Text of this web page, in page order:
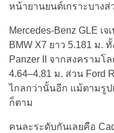
หน้ายานยนต์เกราะบาง
Mercedes-Benz GLE เ
BMW X7 ยาว 5.181 ม.
Panzer II จากสงครามโ
4.64–4.81 ม. ส่วน Ford
ไกลกว่านั้นอีก แม้ตามรูป
ก็ตาม
คนละระดับกันเลยคือ